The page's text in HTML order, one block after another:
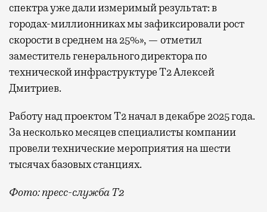
спектра уже дали измеримый результат: в
городах-миллионниках мы зафиксировали рост
скорости в среднем на 25%», — отметил
заместитель генерального директора по
технической инфраструктуре Т2 Алексей
Дмитриев.
Работу над проектом Т2 начал в декабре 2025 года.
За несколько месяцев специалисты компании
провели технические мероприятия на шести
тысячах базовых станциях.
Фото: пресс-служба Т2